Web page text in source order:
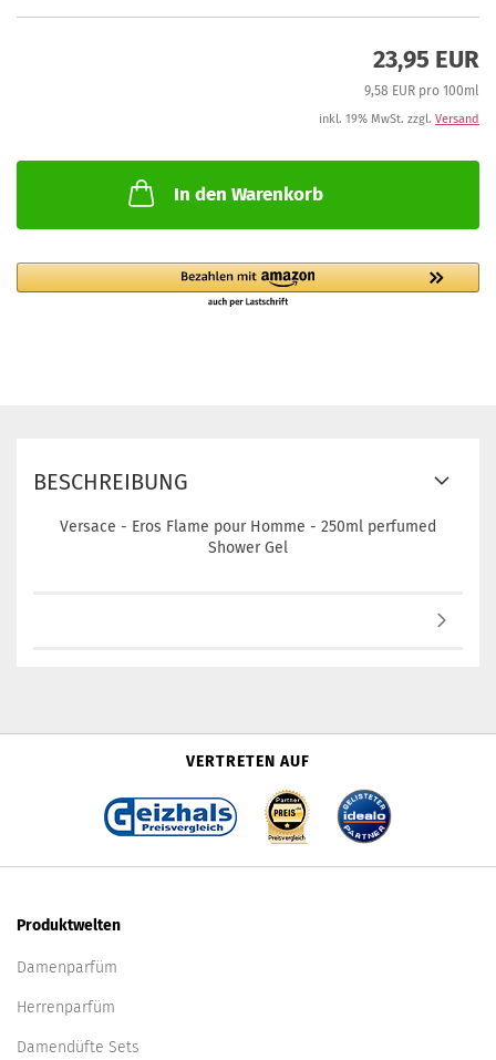
23,95 EUR
9,58 EUR pro 100ml
inkl. 19% MwSt. zzgl. Versand
In den Warenkorb
BESCHREIBUNG
Versace - Eros Flame pour Homme - 250ml perfumed
Shower Gel
VERTRETEN AUF
Produktwelten
Damenparfüm
Herrenparfüm
Damendüfte Sets